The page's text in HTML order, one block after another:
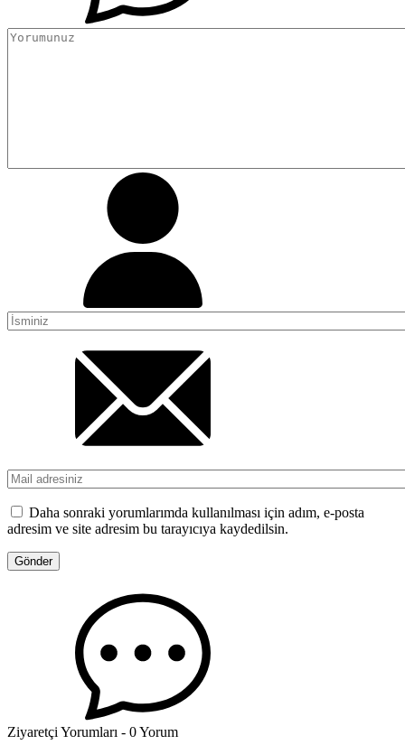
Daha sonraki yorumlarımda kullanılması için adım, e-posta
adresim ve site adresim bu tarayıcıya kaydedilsin.
Ziyaretçi Yorumları - 0 Yorum